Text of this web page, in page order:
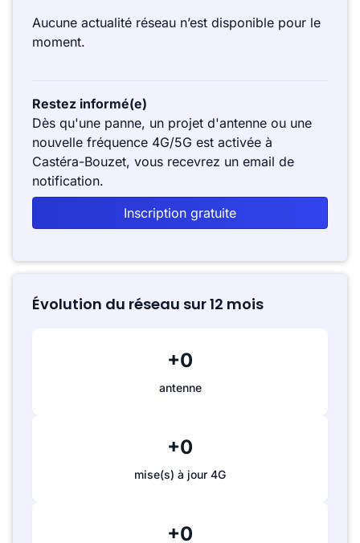
Aucune actualité réseau n’est disponible pour le
moment.
Restez informé(e)
Dès qu'une panne, un projet d'antenne ou une
nouvelle fréquence 4G/5G est activée à
Castéra-Bouzet, vous recevrez un email de
notification.
Inscription gratuite
Évolution du réseau sur 12 mois
+0
antenne
+0
mise(s) à jour 4G
+0